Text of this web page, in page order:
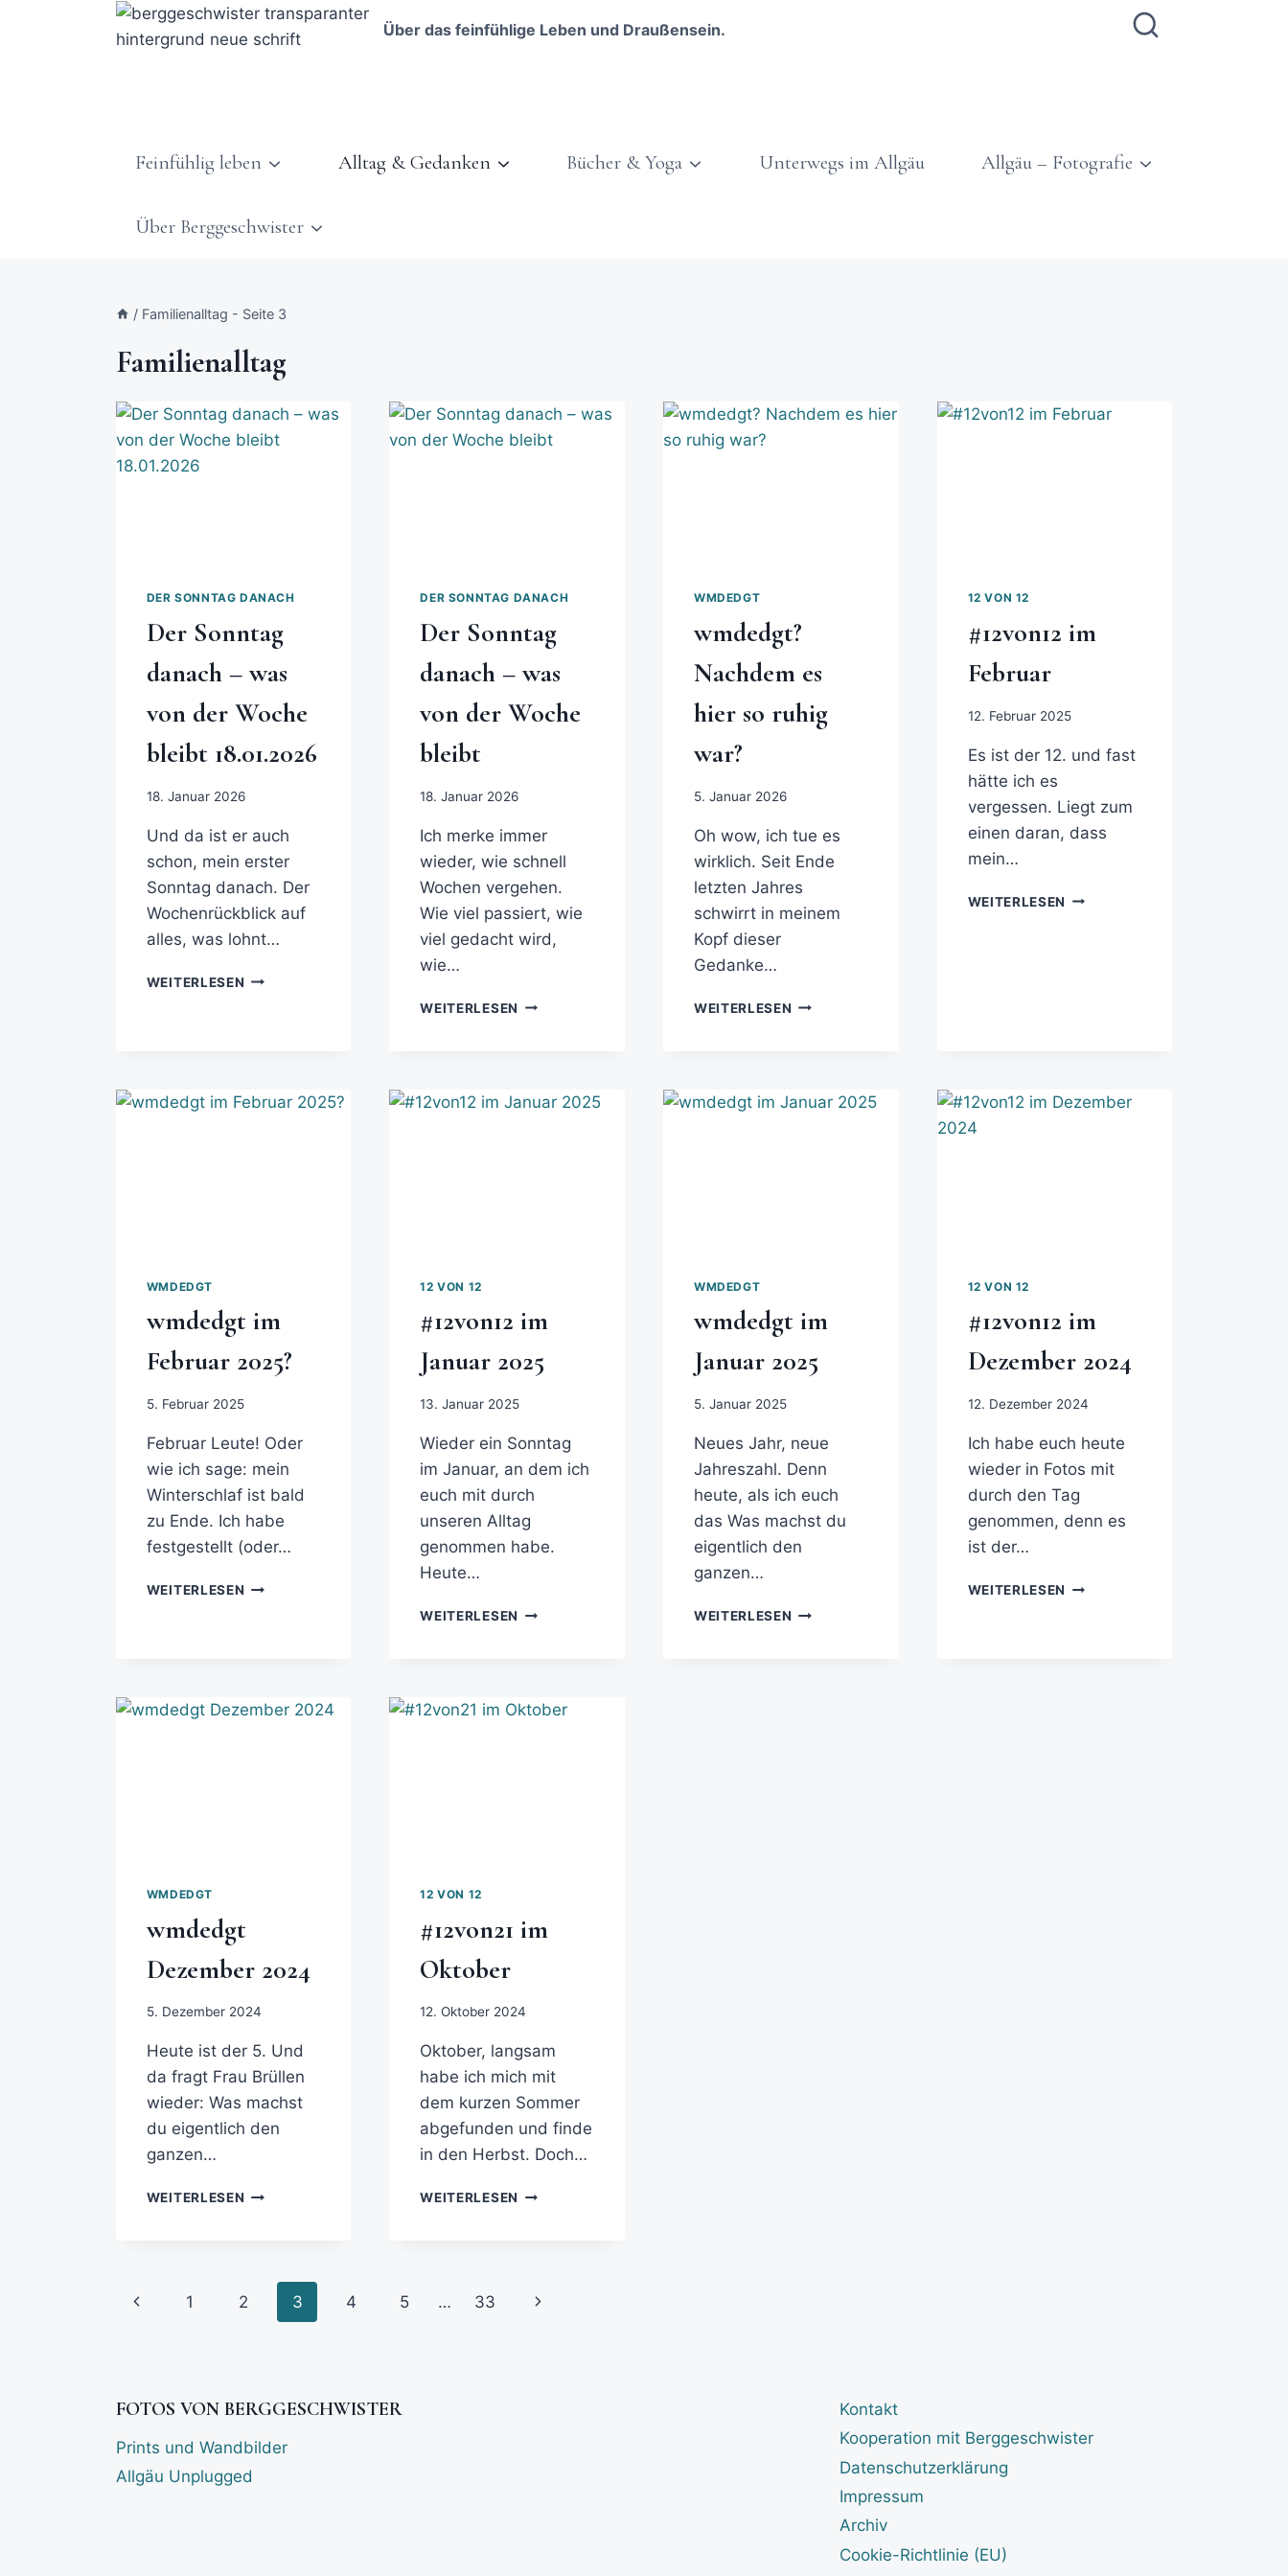
Über das feinfühlige Leben und Draußensein.
Feinfühlig leben Alltag & Gedanken Bücher & Yoga Unterwegs im Allgäu Allgäu – Fotografie
Über Berggeschwister
/ Familienalltag - Seite 3
Familienalltag
DER SONNTAG DANACH
Der Sonntag
danach – was
von der Woche
bleibt 18.01.2026
18. Januar 2026
Und da ist er auch
schon, mein erster
Sonntag danach. Der
Wochenrückblick auf
alles, was lohnt…
WEITERLESEN
DER SONNTAG DANACH
Der Sonntag
danach – was
von der Woche
bleibt
18. Januar 2026
Ich merke immer
wieder, wie schnell
Wochen vergehen.
Wie viel passiert, wie
viel gedacht wird,
wie…
WEITERLESEN
WMDEDGT
wmdedgt?
Nachdem es
hier so ruhig
war?
5. Januar 2026
Oh wow, ich tue es
wirklich. Seit Ende
letzten Jahres
schwirrt in meinem
Kopf dieser
Gedanke…
WEITERLESEN
12 VON 12
#12von12 im
Februar
12. Februar 2025
Es ist der 12. und fast
hätte ich es
vergessen. Liegt zum
einen daran, dass
mein…
WEITERLESEN
WMDEDGT
wmdedgt im
Februar 2025?
5. Februar 2025
Februar Leute! Oder
wie ich sage: mein
Winterschlaf ist bald
zu Ende. Ich habe
festgestellt (oder…
WEITERLESEN
12 VON 12
#12von12 im
Januar 2025
13. Januar 2025
Wieder ein Sonntag
im Januar, an dem ich
euch mit durch
unseren Alltag
genommen habe.
Heute…
WEITERLESEN
WMDEDGT
wmdedgt im
Januar 2025
5. Januar 2025
Neues Jahr, neue
Jahreszahl. Denn
heute, als ich euch
das Was machst du
eigentlich den
ganzen…
WEITERLESEN
12 VON 12
#12von12 im
Dezember 2024
12. Dezember 2024
Ich habe euch heute
wieder in Fotos mit
durch den Tag
genommen, denn es
ist der…
WEITERLESEN
WMDEDGT
wmdedgt
Dezember 2024
5. Dezember 2024
Heute ist der 5. Und
da fragt Frau Brüllen
wieder: Was machst
du eigentlich den
ganzen…
WEITERLESEN
12 VON 12
#12von21 im
Oktober
12. Oktober 2024
Oktober, langsam
habe ich mich mit
dem kurzen Sommer
abgefunden und finde
in den Herbst. Doch…
WEITERLESEN
1 2 3 4 5 … 33
FOTOS VON BERGGESCHWISTER
Prints und Wandbilder
Allgäu Unplugged
Kontakt
Kooperation mit Berggeschwister
Datenschutzerklärung
Impressum
Archiv
Cookie-Richtlinie (EU)